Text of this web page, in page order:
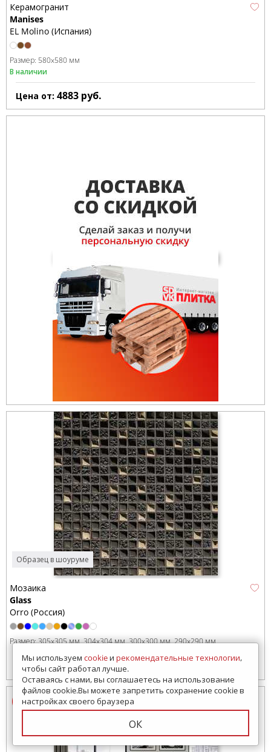
Керамогранит
Manises
EL Molino (Испания)
Размер: 580x580 мм
В наличии
Цена от: 4883 руб.
Образец в шоуруме
Мозаика
Glass
Orro (Россия)
Размер:305x305 мм 304x304 мм 300x300 мм 290x290 мм
Цена от:5199руб.
Мы используем cookieи рекомендательные технологии,
чтобы сайт работал лучше.
Оставаясь с нами, вы соглашаетесь на использование
файлов cookie.Вы можете запретить сохранение cookie в
настройках своего браузера
ОК